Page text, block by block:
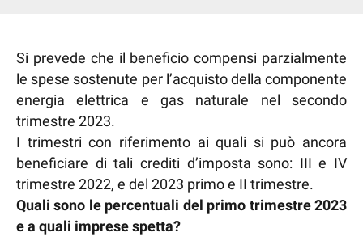
Si prevede che il beneficio compensi parzialmente
le spese sostenute per l’acquisto della componente
energia elettrica e gas naturale nel secondo
trimestre 2023.
I trimestri con riferimento ai quali si può ancora
beneficiare di tali crediti d’imposta sono: III e IV
trimestre 2022, e del 2023 primo e II trimestre.
Quali sono le percentuali del primo trimestre 2023
e a quali imprese spetta?